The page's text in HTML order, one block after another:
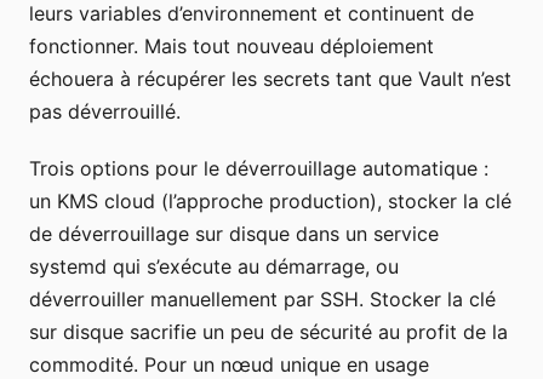
leurs variables d’environnement et continuent de
fonctionner. Mais tout nouveau déploiement
échouera à récupérer les secrets tant que Vault n’est
pas déverrouillé.
Trois options pour le déverrouillage automatique :
un KMS cloud (l’approche production), stocker la clé
de déverrouillage sur disque dans un service
systemd qui s’exécute au démarrage, ou
déverrouiller manuellement par SSH. Stocker la clé
sur disque sacrifie un peu de sécurité au profit de la
commodité. Pour un nœud unique en usage